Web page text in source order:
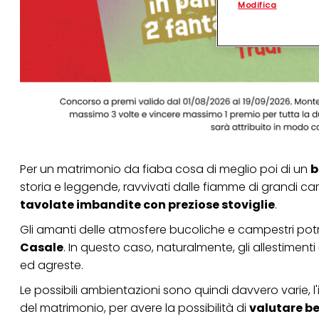
Per un matrimonio da fiaba cosa di meglio poi di un
storia e leggende, ravvivati dalle fiamme di grandi
tavolate imbandite con preziose stoviglie.
Gli amanti delle atmosfere bucoliche e campestri
Casale. In questo caso, naturalmente, gli
ed agreste.
Le possibili ambientazioni sono quindi davvero varie,
del matrimonio, per avere la possibilità di valutare
(rispettivamente
terzi, conservare
identificati) su
collegata nel piè di
qualsiasi momento
collegata nel piè di
Se fai clic su
per uno o più degli
tuoi dati personali
necessari per
Modifica